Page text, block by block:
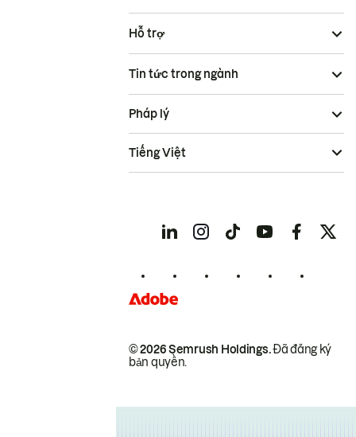
Hỗ trợ
Tin tức trong ngành
© 2026 Semrush Holdings.Đã đăng ký
bản quyền.
Pháp lý
Tiếng Việt